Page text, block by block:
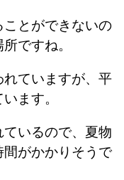
とができないの
ですね。
れていますが、平
ます。
いるので、 夏物
がかかりそうで